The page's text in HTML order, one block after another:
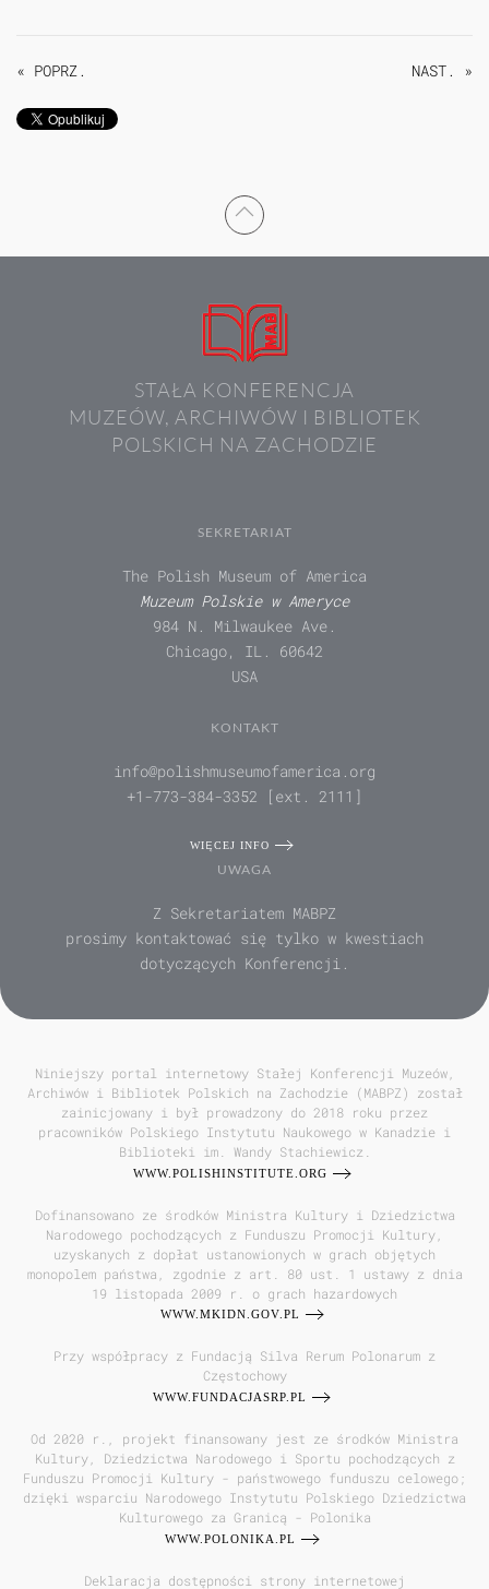
« POPRZ. NAST. »
STAŁA KONFERENCJA
MUZEÓW, ARCHIWÓW I BIBLIOTEK
POLSKICH NA ZACHODZIE
SEKRETARIAT
The Polish Museum of America
Muzeum Polskie w Ameryce
984 N. Milwaukee Ave.
Chicago, IL. 60642
USA
KONTAKT
info@polishmuseumofamerica.org
+1-773-384-3352 [ext. 2111]
WIĘCEJ INFO
UWAGA
Z Sekretariatem MABPZ
prosimy kontaktować się tylko w kwestiach
dotyczących Konferencji.
Niniejszy portal internetowy Stałej Konferencji Muzeów,
Archiwów i Bibliotek Polskich na Zachodzie (MABPZ) został
zainicjowany i był prowadzony do 2018 roku przez
pracowników Polskiego Instytutu Naukowego w Kanadzie i
Biblioteki im. Wandy Stachiewicz.
WWW.POLISHINSTITUTE.ORG
Dofinansowano ze środków Ministra Kultury i Dziedzictwa
Narodowego pochodzących z Funduszu Promocji Kultury,
uzyskanych z dopłat ustanowionych w grach objętych
monopolem państwa, zgodnie z art. 80 ust. 1 ustawy z dnia
19 listopada 2009 r. o grach hazardowych
WWW.MKIDN.GOV.PL
Przy współpracy z Fundacją Silva Rerum Polonarum z
Częstochowy
WWW.FUNDACJASRP.PL
Od 2020 r., projekt finansowany jest ze środków Ministra
Kultury, Dziedzictwa Narodowego i Sportu pochodzących z
Funduszu Promocji Kultury - państwowego funduszu celowego;
dzięki wsparciu Narodowego Instytutu Polskiego Dziedzictwa
Kulturowego za Granicą - Polonika
WWW.POLONIKA.PL
Deklaracja dostępności strony internetowej